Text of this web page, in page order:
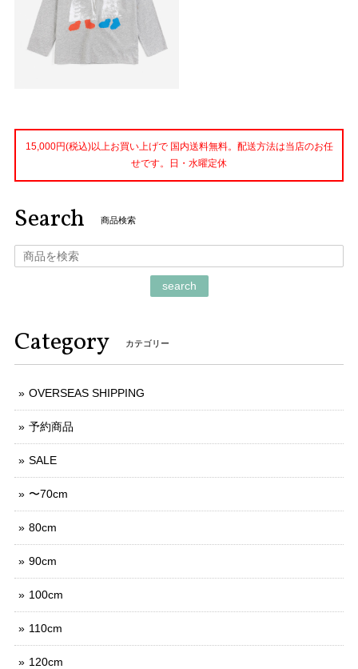
15,000円(税込)以上お買い上げで 国内送料無料。配送方法は当店のお任
せです。日・水曜定休
Search 商品検索
search
Category カテゴリー
OVERSEAS SHIPPING
予約商品
SALE
〜70cm
80cm
90cm
100cm
110cm
120cm